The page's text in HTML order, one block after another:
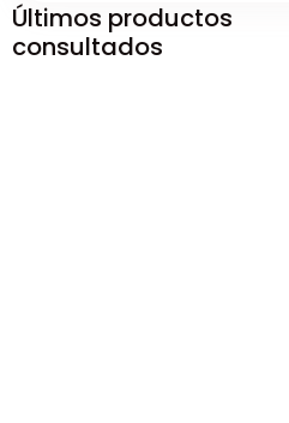
Últimos productos
consultados